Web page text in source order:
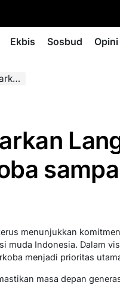
Ekbis Sosbud Opini
menunjukkan
muda Indonesia. Dalam
menjadi prioritas
masa depan